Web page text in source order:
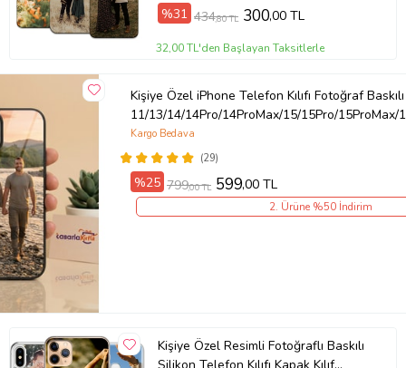
%31 434,80 TL 300,00 TL
32,00 TL'den Başlayan Taksitlerle
Kişiye Özel iPhone Telefon Kılıfı Fotoğraf Baskılı
11/13/14/14Pro/14ProMax/15/15Pro/
(29)
Kargo Bedava
%25 799,00 TL 599,00 TL
2. Ürüne %50 İndirim
Kişiye Özel Resimli Fotoğraflı Baskılı
Silikon Telefon Kılıfı Kapak Kılıf